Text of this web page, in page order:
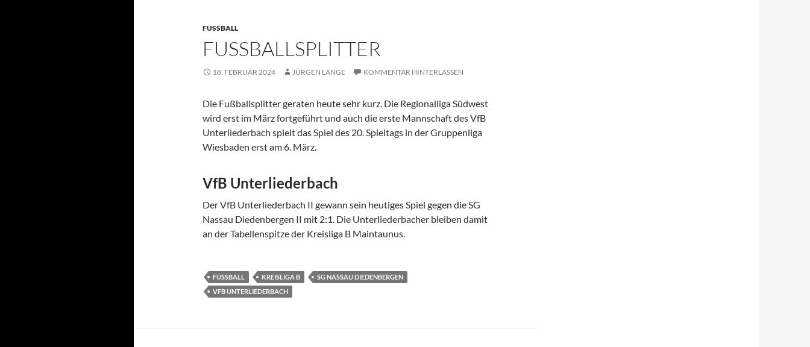
FUSSBALL
FUSSBALLSPLITTER
18. FEBRUAR 2024 JÜRGEN LANGE KOMMENTAR HINTERLASSEN
Die Fußballsplitter geraten heute sehr kurz. Die Regionalliga Südwest
wird erst im März fortgeführt und auch die erste Mannschaft des VfB
Unterliederbach spielt das Spiel des 20. Spieltags in der Gruppenliga
Wiesbaden erst am 6. März.
VfB Unterliederbach
Der VfB Unterliederbach II gewann sein heutiges Spiel gegen die SG
Nassau Diedenbergen II mit 2:1. Die Unterliederbacher bleiben damit
an der Tabellenspitze der Kreisliga B Maintaunus.
FUSSBALL KREISLIGA B
SG NASSAU DIEDENBERGEN
VFB UNTERLIEDERBACH